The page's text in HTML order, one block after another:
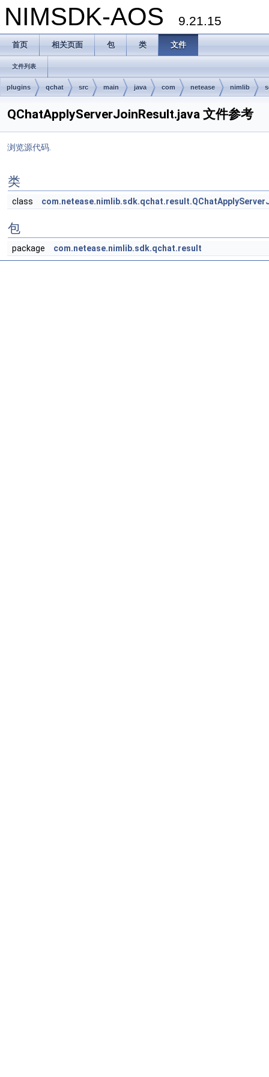
NIMSDK-AOS 9.21.15
首页 相关页面 包 类 文件
文件列表
plugins qchat src main java com netease nimlib
QChatApplyServerJoinResult.java 文件参考
浏览源代码.
类
class
包
package com.netease.nimlib.sdk.qchat.result